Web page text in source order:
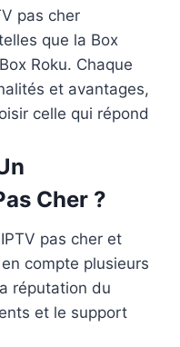
pas cher
que la Box
Roku. Chaque
et avantages,
celle qui répond
Cher ?
pas cher et
compte plusieurs
réputation du
et le support